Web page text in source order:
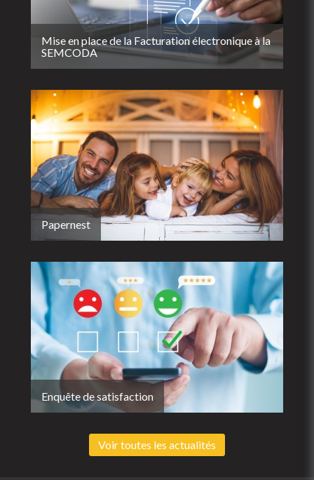
Mise en place de la Facturation électronique à la
SEMCODA
Papernest
Enquête de satisfaction
Voir toutes les actualités